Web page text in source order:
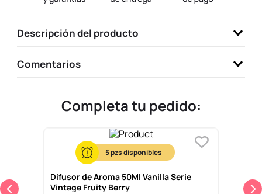
Descripción del producto
Comentarios
Completa tu pedido:
5
Difusor de Aroma 50Ml Vanilla Serie
Vintage Fruity Berry
10. one piece